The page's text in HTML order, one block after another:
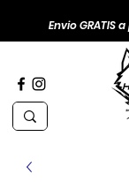
Envio GRATIS